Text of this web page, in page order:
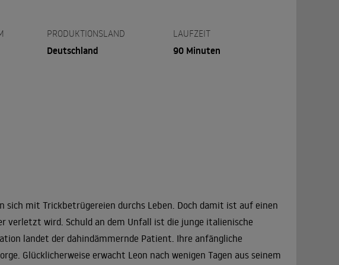
PRODUKTIONSLAND
Deutschland
LAUFZEIT
90 Minuten
sich mit Trickbetrügereien durchs Leben. Doch damit ist auf einen
verletzt wird. Schuld an dem Unfall ist die junge italienische
landet der dahindämmernde Patient. Ihre anfängliche
Glücklicherweise erwacht Leon nach wenigen Tagen aus seinem